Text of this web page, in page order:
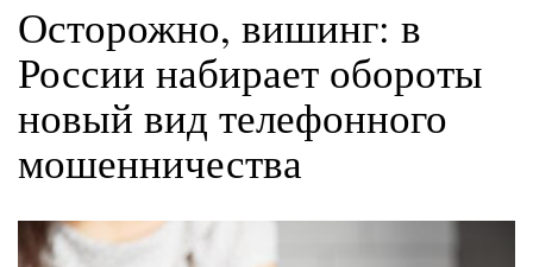
Осторожно, вишинг: в
России набирает обороты
новый вид телефонного
мошенничества